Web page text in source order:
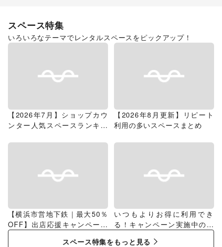
スペース特集
いろいろなテーマでレンタルスペースをピックアップ！
【2026年7月】ショップカウ
ンター人気スペースランキン
【2026年8月更新】リピート
利用の多いスペースまとめ
【横浜市営地下鉄｜最大50％
OFF】出店応援キャンペーン
特集
いつもよりお得に利用でき
る！キャンペーン実施中のス
スペース特集をもっと見る